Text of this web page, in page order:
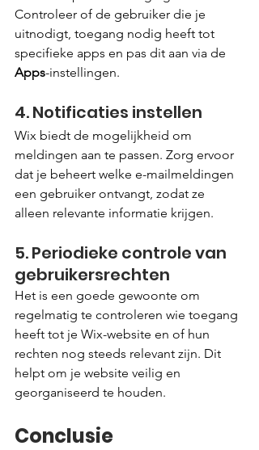
Controleer of de gebruiker die je
uitnodigt, toegang nodig heeft tot
specifieke apps en pas dit aan via de
Apps-instellingen.
4. Notificaties instellen
Wix biedt de mogelijkheid om
meldingen aan te passen. Zorg ervoor
dat je beheert welke e-mailmeldingen
een gebruiker ontvangt, zodat ze
alleen relevante informatie krijgen.
5. Periodieke controle van
gebruikersrechten
Het is een goede gewoonte om
regelmatig te controleren wie toegang
heeft tot je Wix-website en of hun
rechten nog steeds relevant zijn. Dit
helpt om je website veilig en
georganiseerd te houden.
Conclusie